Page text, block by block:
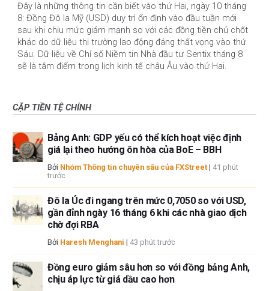
Đây là những thông tin cần biết vào thứ Hai, ngày 10 tháng
8: Đồng Đô la Mỹ (USD) duy trì ổn định vào đầu tuần mới
sau khi chịu mức giảm mạnh so với các đồng tiền chủ chốt
khác do dữ liệu thị trường lao động đáng thất vọng vào thứ
Sáu. Dữ liệu về Chỉ số Niềm tin Nhà đầu tư Sentix tháng 8
sẽ là tâm điểm trong lịch kinh tế châu Âu vào thứ Hai.
CẶP TIỀN TỆ CHÍNH
Bảng Anh: GDP yếu có thể kích hoạt việc định
giá lại theo hướng ôn hòa của BoE – BBH
Bởi Nhóm Thông tin chuyên sâu của FXStreet | 41 phút
trước
Đô la Úc đi ngang trên mức 0,7050 so với USD,
gần đỉnh ngày 16 tháng 6 khi các nhà giao dịch
chờ đợi RBA
Bởi Haresh Menghani | 43 phút trước
Đồng euro giảm sâu hơn so với đồng bảng Anh,
chịu áp lực từ giá dầu cao hơn